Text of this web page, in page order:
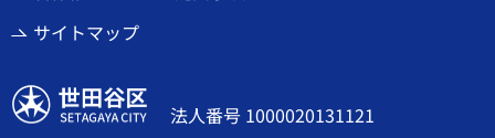
サイトマップ
世田谷区
法人番号 1000020131121